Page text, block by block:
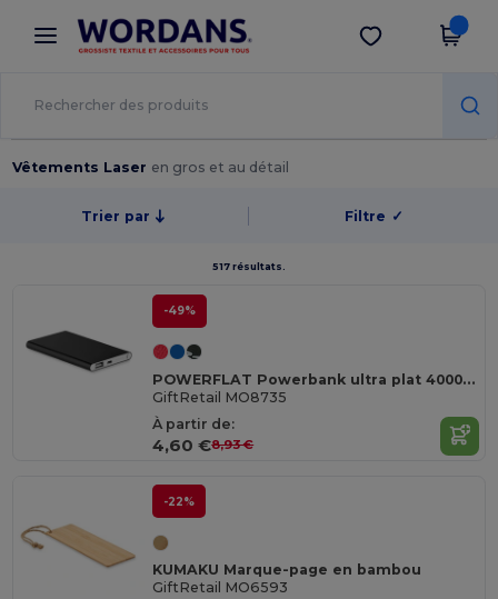
× Appli Wordans
Meilleurs prix sur l’app !
Obtenir l'appli
Vêtements Laser en gros et au détail
Trier par Filtre ✓
517 résultats.
-49%
POWERFLAT Powerbank ultra plat 4000 mAh
GiftRetail MO8735
À partir de:
4,60 €8,93 €
-22%
KUMAKU Marque-page en bambou
GiftRetail MO6593